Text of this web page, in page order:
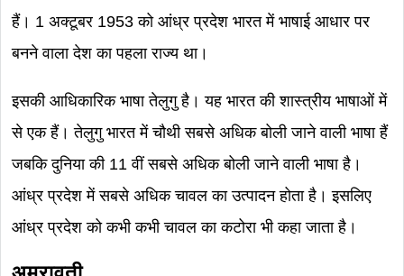
हैं। 1 अक्टूबर 1953 को आंध्र प्रदेश भारत में भाषाई आधार पर
बनने वाला देश का पहला राज्य था।
इसकी आधिकारिक भाषा तेलुगु है। यह भारत की शास्त्रीय भाषाओं में
से एक हैं। तेलुगु भारत में चौथी सबसे अधिक बोली जाने वाली भाषा हैं
जबकि दुनिया की 11 वीं सबसे अधिक बोली जाने वाली भाषा है।
आंध्र प्रदेश में सबसे अधिक चावल का उत्पादन होता है। इसलिए
आंध्र प्रदेश को कभी कभी चावल का कटोरा भी कहा जाता है।